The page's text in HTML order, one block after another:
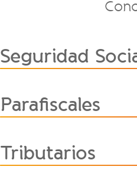
Seguridad
Parafiscales
Tributarios